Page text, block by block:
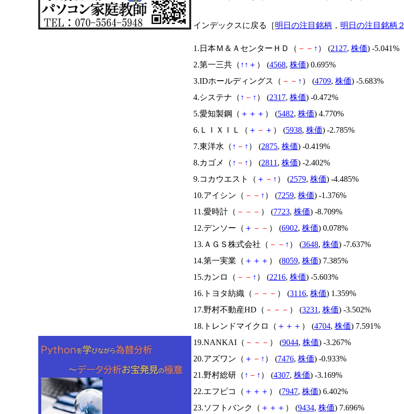
インデックスに戻る［明日の注目銘柄 ， 明日の注目銘柄２
1.日本Ｍ＆ＡセンターＨＤ（ － － ↑ ） (2127, 株価) -5.041%
2.第一三共（ ↑ ↑ ＋ ） (4568, 株価) 0.695%
3.IDホールディングス（ － － ↑ ） (4709, 株価) -5.683%
4.システナ（ ↑ － ↑ ） (2317, 株価) -0.472%
5.愛知製鋼（ ＋ ＋ ＋ ） (5482, 株価) 4.770%
6.ＬＩＸＩＬ（ ＋ － ＋ ） (5938, 株価) -2.785%
7.東洋水（ ↑ － ↑ ） (2875, 株価) -0.419%
8.カゴメ（ ↑ － ↑ ） (2811 , 株価) -2.402%
9.コカウエスト（ ＋ － ↑ ） (2579, 株価) -4.485%
10.アイシン（ － － ↑ ） (7259, 株価) -1.376%
11.愛時計（ － － － ） (7723, 株価) -8.709%
12.デンソー（ ＋ － － ） (6902, 株価) 0.078%
13.ＡＧＳ株式会社（ － － ↑ ） (3648, 株価) -7.637%
14.第一実業（ ＋ ＋ ＋ ） (8059, 株価) 7.385%
15.カンロ（ － － ↑ ） (2216, 株価) -5.603%
16.トヨタ紡織（ － － － ） (3116, 株価) 1.359%
17.野村不動産HD（ － － － ） (3231 , 株価) -3.502%
18.トレンドマイクロ（ ＋ ＋ ＋ ） (4704, 株価) 7.591%
19.NANKAI（ － － － ） (9044, 株価) -3.267%
20.アズワン（ ＋ － ↑ ） (7476, 株価) -0.933%
21.野村総研（ ↑ － ↑ ） (4307, 株価) -3.169%
22.エフピコ（ ＋ ＋ ＋ ） (7947, 株価) 6.402%
23.ソフトバンク（ ＋ ＋ ＋ ） (9434, 株価) 7.696%